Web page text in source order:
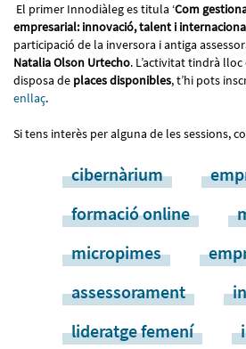
El primer Innodiàleg es titula ‘Com
empresarial: innovació, talent i
participació de la inversora i antiga
Natalia Olson Urtecho. L’activitat tindrà lloc
disposa de places disponibles, t’hi pots
enllaç.
Si tens interès per alguna de les sessions,
cibernàrium
formació online
micropimes
assessorament
lideratge femení